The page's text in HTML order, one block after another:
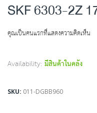
SKF 6303-2Z
คุณเป็นคนแรกที่แสดงความคิดเห็น
Availability: มีสินค้าในคลัง
SKU 011-DGBB960